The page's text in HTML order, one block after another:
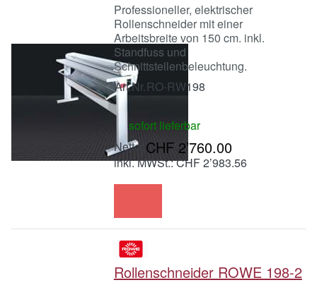
Professioneller, elektrischer
Rollenschneider mit einer
Arbeitsbreite von 150 cm. inkl.
Standfuss und
Schnittstellenbeleuchtung.
Art.Nr.RO-RW198
sofort lieferbar
CHF 2’760.00
inkl. MWSt.: CHF 2’983.56
Rollenschneider ROWE 198-2